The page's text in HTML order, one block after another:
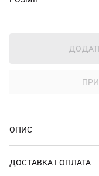
ОПИС
ДОСТАВКА І ОПЛАТА